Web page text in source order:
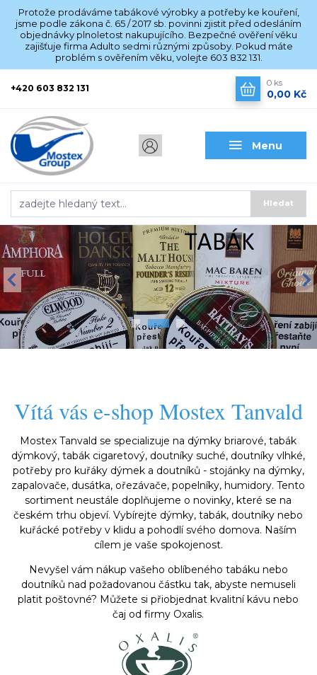
Protože prodáváme tabákové výrobky a potřeby ke kouření,
jsme podle zákona č. 65 / 2017 sb. povinni zjistit před odesláním
objednávky plnoletost nakupujícího. Bezpečné ověření věku
zajišťuje firma Adulto sedmi různými způsoby. Pokud máte
problém s ověřením věku, volejte 603 832 131.
Menu
Hledat
+420 603 832 131
0 ks
0,00 Kč
Vítá vás e-shop Mostex Tanvald
Mostex Tanvald se specializuje na dýmky briarové, tabák
dýmkový, tabák cigaretový, doutníky suché, doutníky vlhké,
potřeby pro kuřáky dýmek a doutníků - stojánky na dýmky,
zapalovače, dusátka, ořezávače, popelníky, humidory. Tento
sortiment neustále doplňujeme o novinky, které se na
českém trhu objeví. Vybírejte dýmky, tabák, doutníky nebo
kuřácké potřeby v klidu a pohodlí svého domova. Naším
cílem je vaše spokojenost.
Nevyšel vám nákup vašeho oblíbeného tabáku nebo
doutníků nad požadovanou částku tak, abyste nemuseli
platit poštovné? Můžete si přiobjednat kvalitní kávu nebo
čaj od firmy Oxalis.